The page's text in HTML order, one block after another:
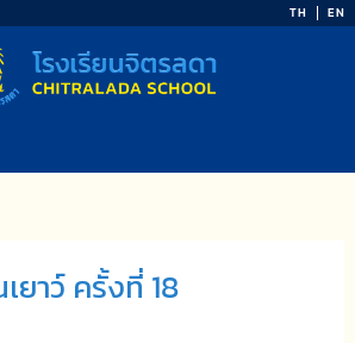
TH EN
ยาว์ ครั้งที่ 18